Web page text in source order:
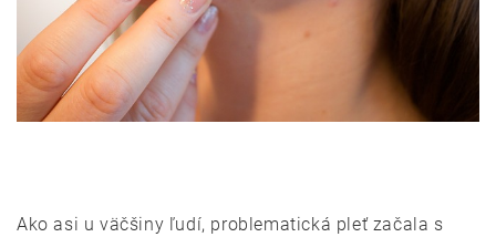
Ako asi u väčšiny ľudí, problematická pleť začala s